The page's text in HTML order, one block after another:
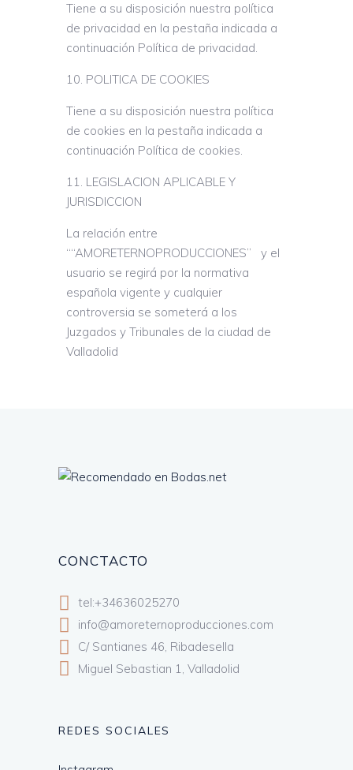
Tiene a su disposición nuestra política
de privacidad en la pestaña indicada a
continuación Política de privacidad.
POLITICA DE COOKIES
Tiene a su disposición nuestra política
de cookies en la pestaña indicada a
continuación Política de cookies.
LEGISLACION APLICABLE Y
JURISDICCION
La relación entre
““AMORETERNOPRODUCCIONES” y el
usuario se regirá por la normativa
española vigente y cualquier
controversia se someterá a los
Juzgados y Tribunales de la ciudad de
Valladolid
CONCTACTO
tel:+34636025270
info@amoreternoproducciones.com
C/ Santianes 46, Ribadesella
Miguel Sebastian 1, Valladolid
REDES SOCIALES